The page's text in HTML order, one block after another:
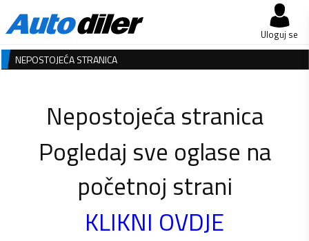
Uloguj se
NEPOSTOJEĆA STRANICA
Nepostojeća stranica
Pogledaj sve oglase na
početnoj strani
KLIKNI OVDJE